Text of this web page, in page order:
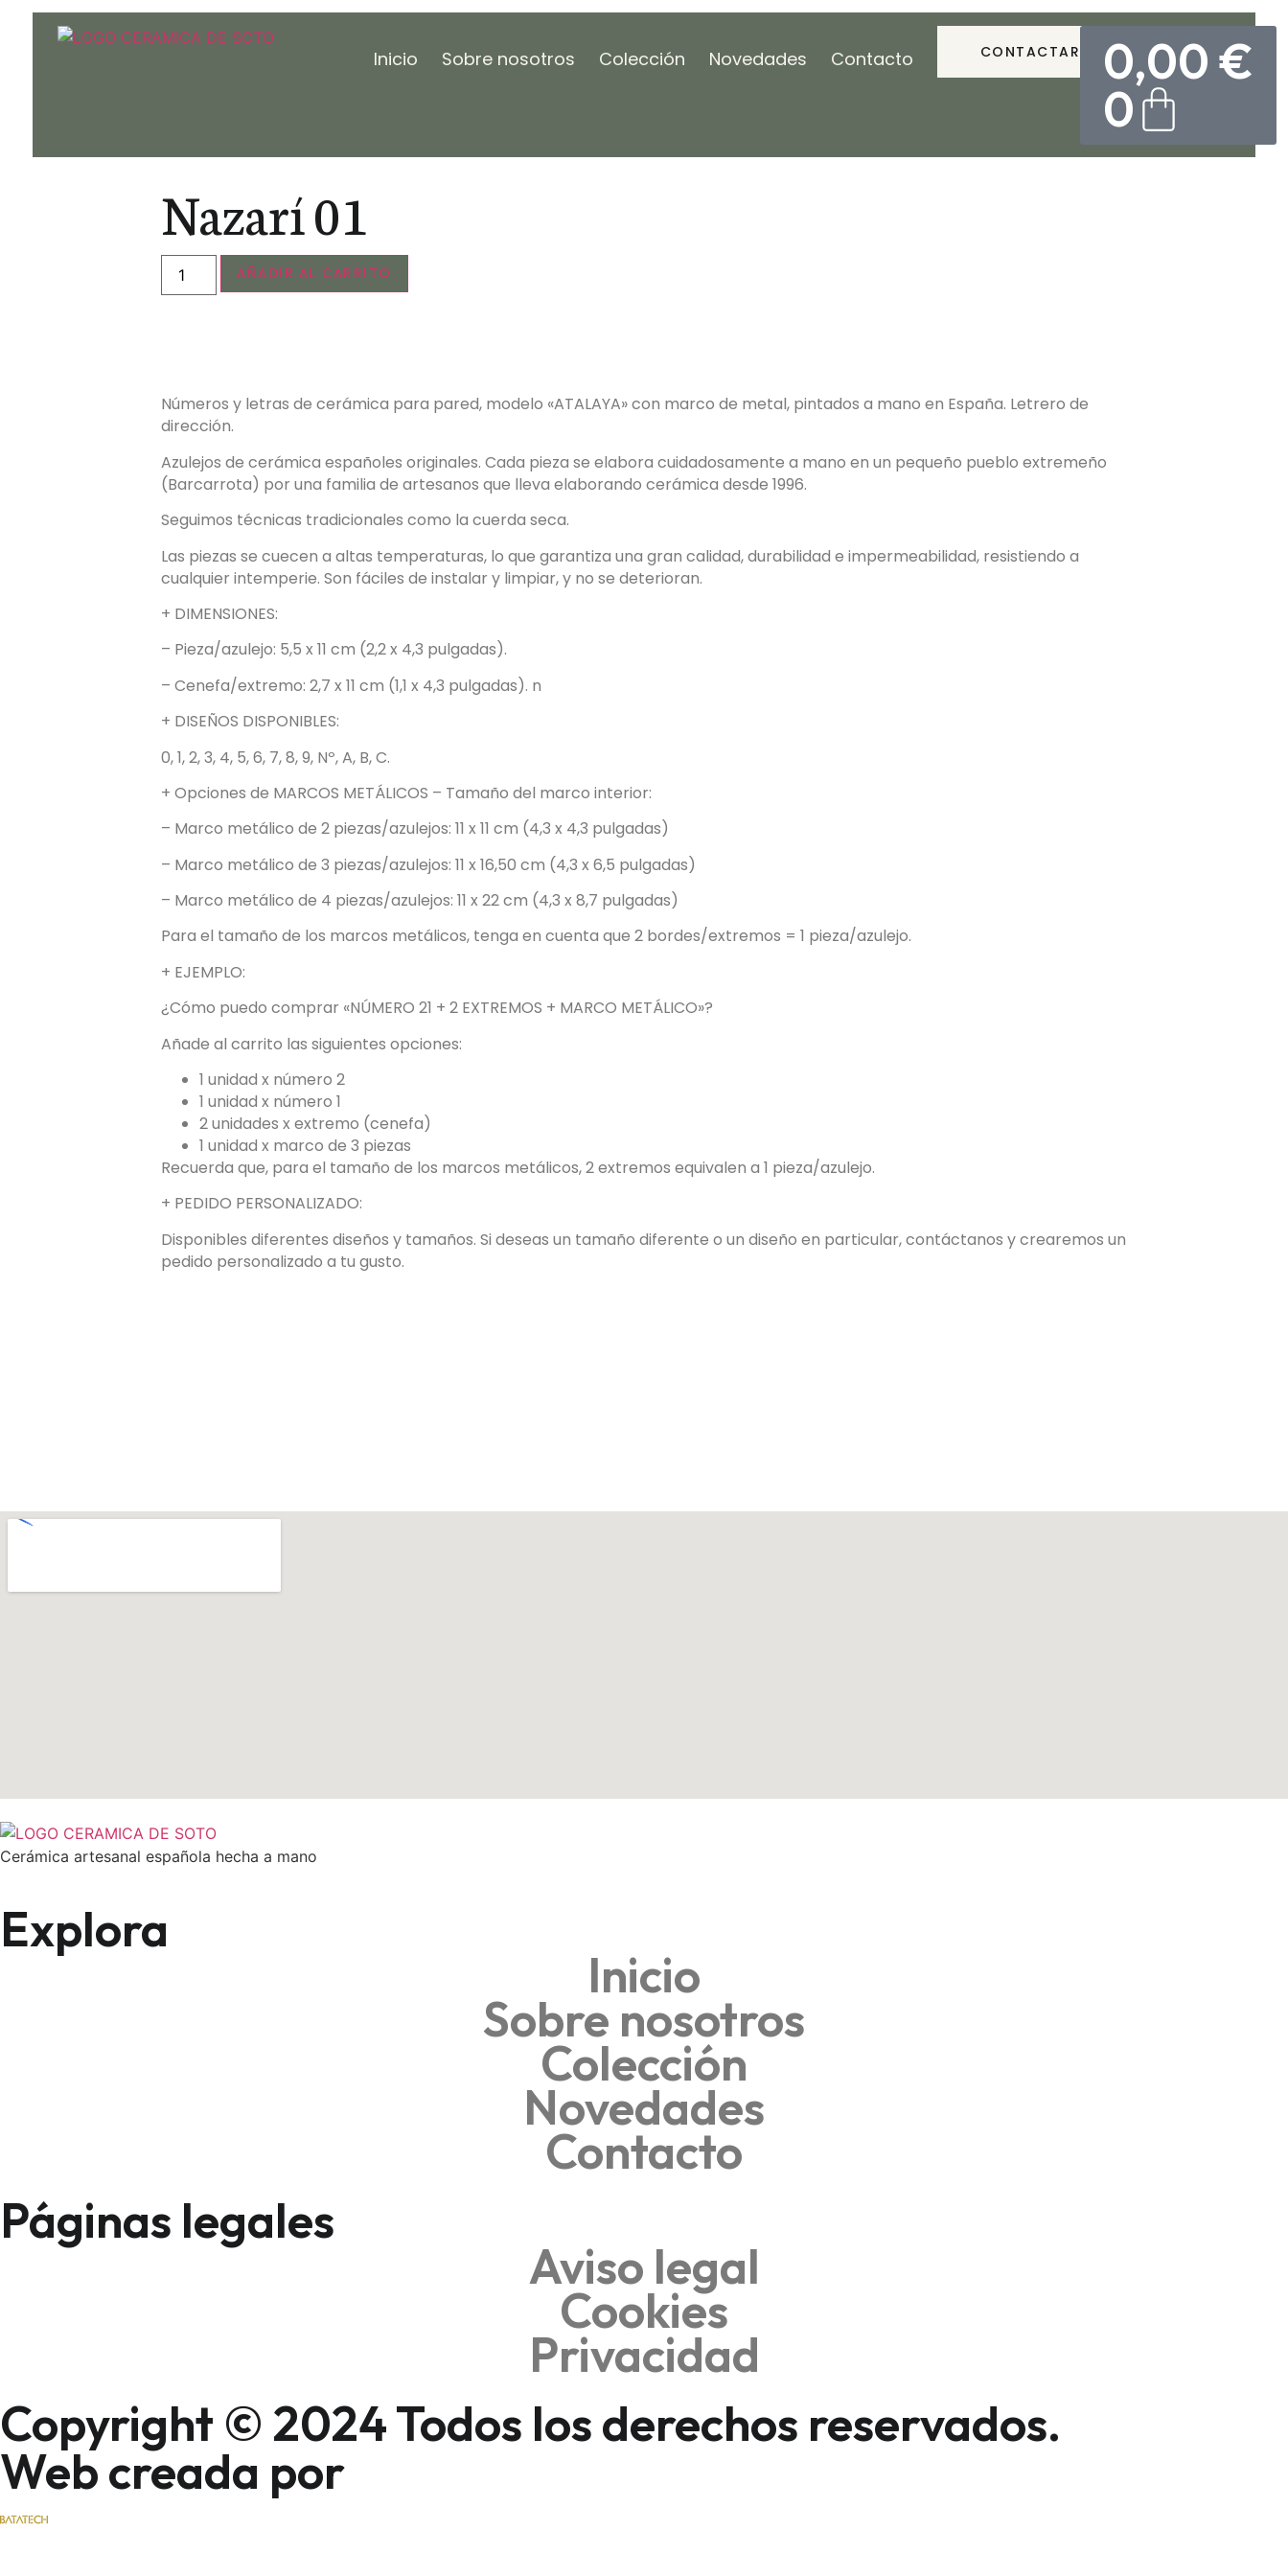
Inicio Sobre nosotros Colección Novedades Contacto CONTACTAR 0,00€
0
Nazarí 01
AÑADIR AL CARRITO
Números y letras de cerámica para pared, modelo «ATALAYA» con marco de metal, pintados a mano en España. Letrero de
dirección.
Azulejos de cerámica españoles originales. Cada pieza se elabora cuidadosamente a mano en un pequeño pueblo extremeño
(Barcarrota) por una familia de artesanos que lleva elaborando cerámica desde 1996.
Seguimos técnicas tradicionales como la cuerda seca.
Las piezas se cuecen a altas temperaturas, lo que garantiza una gran calidad, durabilidad e impermeabilidad, resistiendo a
cualquier intemperie. Son fáciles de instalar y limpiar, y no se deterioran.
+ DIMENSIONES:
– Pieza/azulejo: 5,5 x 11 cm (2,2 x 4,3 pulgadas).
– Cenefa/extremo: 2,7 x 11 cm (1,1 x 4,3 pulgadas). n
+ DISEÑOS DISPONIBLES:
0, 1, 2, 3, 4, 5, 6, 7, 8, 9, Nº, A, B, C.
+ Opciones de MARCOS METÁLICOS – Tamaño del marco interior:
– Marco metálico de 2 piezas/azulejos: 11 x 11 cm (4,3 x 4,3 pulgadas)
– Marco metálico de 3 piezas/azulejos: 11 x 16,50 cm (4,3 x 6,5 pulgadas)
– Marco metálico de 4 piezas/azulejos: 11 x 22 cm (4,3 x 8,7 pulgadas)
Para el tamaño de los marcos metálicos, tenga en cuenta que 2 bordes/extremos = 1 pieza/azulejo.
+ EJEMPLO:
¿Cómo puedo comprar «NÚMERO 21 + 2 EXTREMOS + MARCO METÁLICO»?
Añade al carrito las siguientes opciones:
1 unidad x número 2
1 unidad x número 1
2 unidades x extremo (cenefa)
1 unidad x marco de 3 piezas
Recuerda que, para el tamaño de los marcos metálicos, 2 extremos equivalen a 1 pieza/azulejo.
+ PEDIDO PERSONALIZADO:
Disponibles diferentes diseños y tamaños. Si deseas un tamaño diferente o un diseño en particular, contáctanos y crearemos un
pedido personalizado a tu gusto.
Cerámica artesanal española hecha a mano
Explora
Inicio
Sobre nosotros
Colección
Novedades
Contacto
Páginas legales
Aviso legal
Cookies
Privacidad
Copyright © 2024 Todos los derechos reservados.
Web creada por